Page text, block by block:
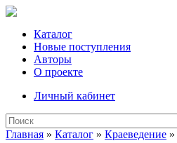
Каталог
Новые поступления
Авторы
О проекте
Личный кабинет
Главная » Каталог » Краеведение »